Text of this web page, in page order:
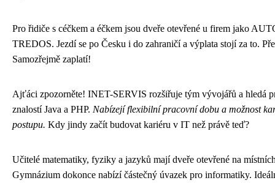
Pro řidiče s céčkem a éčkem jsou dveře otevřené u firem jako
TREDOS. Jezdí se po Česku i do zahraničí a výplata stojí za to.
Samozřejmě zaplatí!
Ajťáci zpozorněte! INET-SERVIS rozšiřuje tým vývojářů a hledá
znalostí Java a PHP. Nabízejí flexibilní pracovní dobu a možnost
postupu. Kdy jindy začít budovat kariéru v IT než právě teď?
Učitelé matematiky, fyziky a jazyků mají dveře otevřené na
Gymnázium dokonce nabízí částečný úvazek pro informatiky.